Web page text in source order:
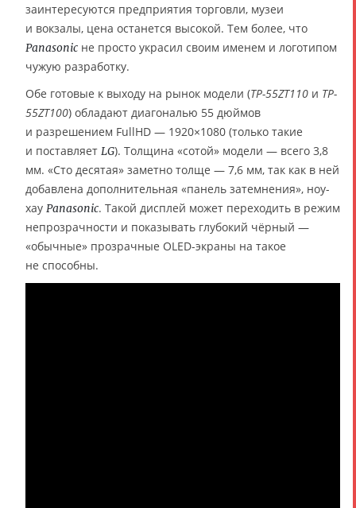
заинтересуются предприятия торговли, музеи
и вокзалы, цена останется высокой. Тем более, что
Panasonic не просто украсил своим именем и логотипом
чужую разработку.
Обе готовые к выходу на рынок модели (TP-55ZT110 и TP-
55ZT100) обладают диагональю 55 дюймов
и разрешением FullHD — 1920×1080 (только такие
и поставляет LG). Толщина «сотой» модели — всего 3,8
мм. «Сто десятая» заметно толще — 7,6 мм, так как в ней
добавлена дополнительная «панель затемнения», ноу-
хау Panasonic. Такой дисплей может переходить в режим
непрозрачности и показывать глубокий чёрный —
«обычные» прозрачные OLED-экраны на такое
не способны.